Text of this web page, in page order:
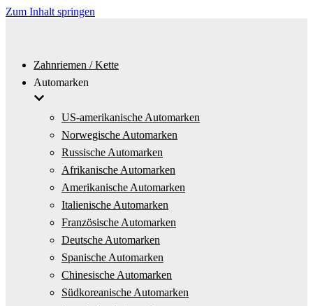
Zum Inhalt springen
Zahnriemen / Kette
Automarken
US-amerikanische Automarken
Norwegische Automarken
Russische Automarken
Afrikanische Automarken
Amerikanische Automarken
Italienische Automarken
Französische Automarken
Deutsche Automarken
Spanische Automarken
Chinesische Automarken
Südkoreanische Automarken